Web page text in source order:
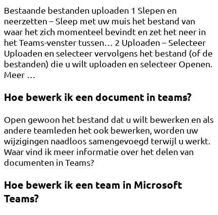
Bestaande bestanden uploaden 1 Slepen en
neerzetten – Sleep met uw muis het bestand van
waar het zich momenteel bevindt en zet het neer in
het Teams-venster tussen… 2 Uploaden – Selecteer
Uploaden en selecteer vervolgens het bestand (of de
bestanden) die u wilt uploaden en selecteer Openen.
Meer …
Hoe bewerk ik een document in teams?
Open gewoon het bestand dat u wilt bewerken en als
andere teamleden het ook bewerken, worden uw
wijzigingen naadloos samengevoegd terwijl u werkt.
Waar vind ik meer informatie over het delen van
documenten in Teams?
Hoe bewerk ik een team in Microsoft
Teams?